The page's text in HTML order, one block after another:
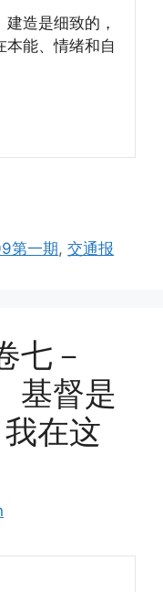
造是细致的，
本能、情绪和自
第一期,交通报
七－
基督是
在这